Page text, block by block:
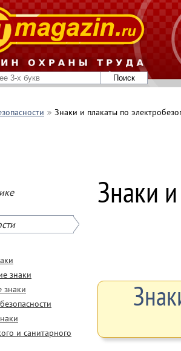
Знаки и плакаты по
знаки
и санитарного
Знаки